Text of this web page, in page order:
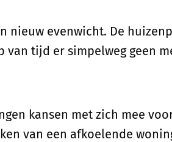
nieuw evenwicht. De
tijd er simpelweg geen
kansen met zich mee
van een afkoelende